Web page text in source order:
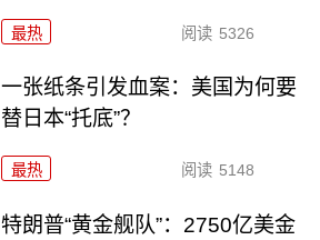
最热 阅读 5326
一张纸条引发血案：美国为何要
替日本“托底”？
最热 阅读 5148
特朗普“黄金舰队”：2750亿美金